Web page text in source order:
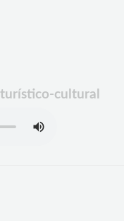
cultural